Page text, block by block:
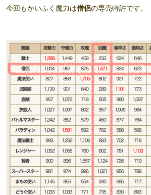
今回もかいふく魔力は僧侶の専売特許です。